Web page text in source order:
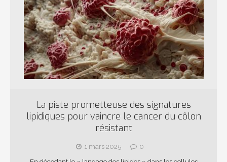
La piste prometteuse des signatures
lipidiques pour vaincre le cancer du côlon
résistant
1 mars 2025
0